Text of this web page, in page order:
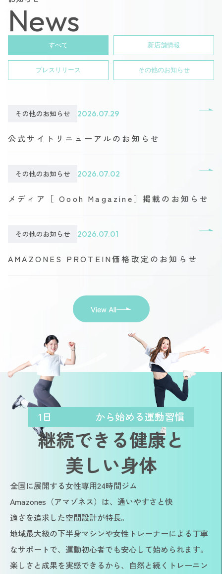
News
すべて 新店舗情報
プレスリリース その他のお知らせ
その他のお知らせ 2026.07.29
公式サイトリニューアルのお知らせ
その他のお知らせ 2026.07.02
メディア［ Oooh Magazine］掲載のお知らせ
その他のお知らせ 2026.07.01
AMAZONES PROTEIN価格改定のお知らせ
View All
1日 から始める運動習慣
継続できる健康と
美しい身体
全国に展開する女性専用24時間ジム
Amazones（アマゾネス）は、通いやすさと快
適さを追求した空間設計が特長。
地域最大級の下半身マシンや女性トレーナーによる丁寧
なサポートで、運動初心者でも安心して始められます。
楽しさと成果を実感できるから、自然と続くトレーニン